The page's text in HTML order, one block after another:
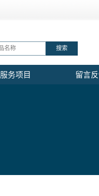
服务项目 留言